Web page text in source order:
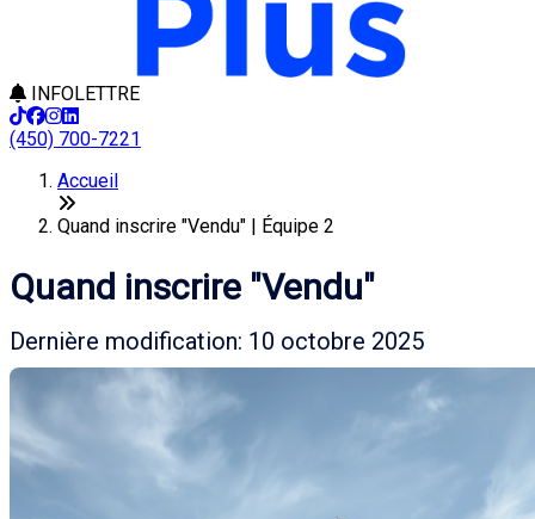
INFOLETTRE
(450) 700-7221
Accueil
Quand inscrire "Vendu" | Équipe 2
Quand inscrire "Vendu"
Dernière modification: 10 octobre 2025